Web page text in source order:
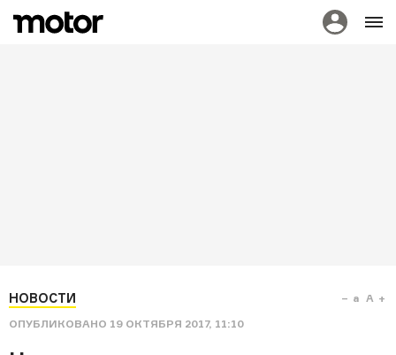
НОВОСТИ
ОПУБЛИКОВАНО 19 ОКТЯБРЯ 2017, 11:10
a A